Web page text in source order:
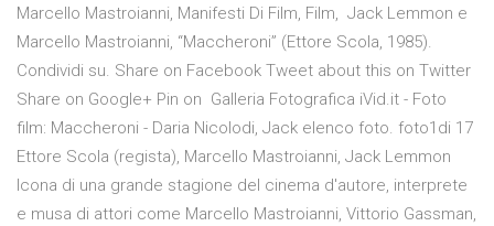
Marcello Mastroianni, Manifesti Di Film, Film, Jack Lemmon e
Marcello Mastroianni, “Maccheroni” (Ettore Scola, 1985).
Condividi su. Share on Facebook Tweet about this on Twitter
Share on Google+ Pin on Galleria Fotografica iVid.it - Foto
film: Maccheroni - Daria Nicolodi, Jack elenco foto. foto1di 17
Ettore Scola (regista), Marcello Mastroianni, Jack Lemmon
Icona di una grande stagione del cinema d'autore, interprete
e musa di attori come Marcello Mastroianni, Vittorio Gassman,